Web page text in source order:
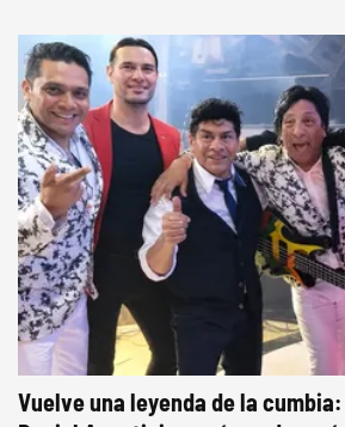
Vuelve una leyenda de la